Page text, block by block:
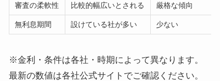
審査の柔軟性 比較的幅広いとされる 厳格な傾向
無利息期間 設けている社が多い 少ない
※金利・条件は各社・時期によって異なります。
最新の数値は各社公式サイトでご確認ください。